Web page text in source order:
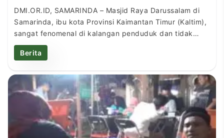
DMI.OR.ID, SAMARINDA – Masjid Raya Darussalam di
Samarinda, ibu kota Provinsi Kaimantan Timur (Kaltim),
sangat fenomenal di kalangan penduduk dan tidak
pernah sepi dari aktivitas syiar dan dakwah Islam.
Sangat wajar jika Masjid Darussalam berhasil meraih
paling makmur dengan berbagai kegiatan Islami pada
2014 silam. Masjid ini berlokasi […]
Berita